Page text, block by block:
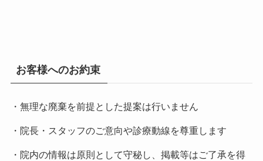
お客様へのお約束
・無理な廃棄を前提とした提案は行いません
・院長・スタッフのご意向や診療動線を尊重します
・院内の情報は原則として守秘し、掲載等はご了承を得